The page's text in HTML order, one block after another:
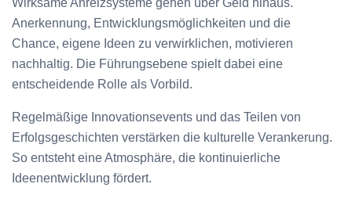
Wirksame Anreizsysteme gehen über Geld hinaus.
Anerkennung, Entwicklungsmöglichkeiten und die
Chance, eigene Ideen zu verwirklichen, motivieren
nachhaltig. Die Führungsebene spielt dabei eine
entscheidende Rolle als Vorbild.
Regelmäßige Innovationsevents und das Teilen von
Erfolgsgeschichten verstärken die kulturelle Verankerung.
So entsteht eine Atmosphäre, die kontinuierliche
Ideenentwicklung fördert.